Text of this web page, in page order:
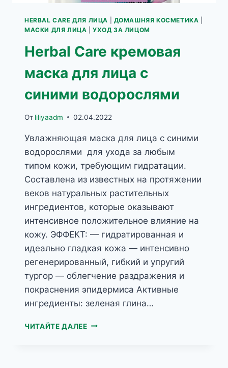
HERBAL CARE ДЛЯ ЛИЦА ДОМАШНЯЯ КОСМЕТИКА
МАСКИ ДЛЯ ЛИЦА |УХОД ЗА ЛИЦОМ
Herbal Care кремовая
маска для лица с
синими водорослями
От liliyaadm 02.04.2022
Увлажняющая маска для лица с синими
водорослями для ухода за любым
типом кожи, требующим гидратации.
Составлена из известных на протяжении
веков натуральных растительных
ингредиентов, которые оказывают
интенсивное положительное влияние на
кожу. ЭФФЕКТ: — гидратированная и
идеально гладкая кожа — интенсивно
регенерированный, гибкий и упругий
тургор — облегчение раздражения и
покраснения эпидермиса Активные
ингредиенты: зеленая глина…
ЧИТАЙТЕ ДАЛЕЕHERBAL